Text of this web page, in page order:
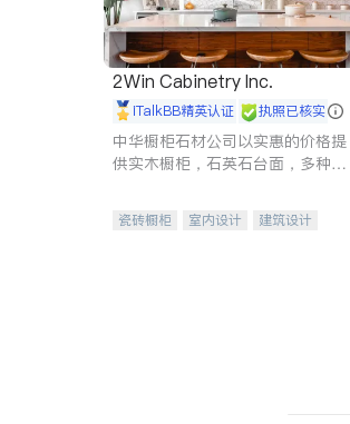
2Win Cabinetry Inc.
iTalkBB精英认证 执照已核实
中华橱柜石材公司以实惠的价格提
供实木橱柜，石英石台面，多种优
机。品质厨房，家的选择。
瓷砖橱柜 室内设计
建筑设计